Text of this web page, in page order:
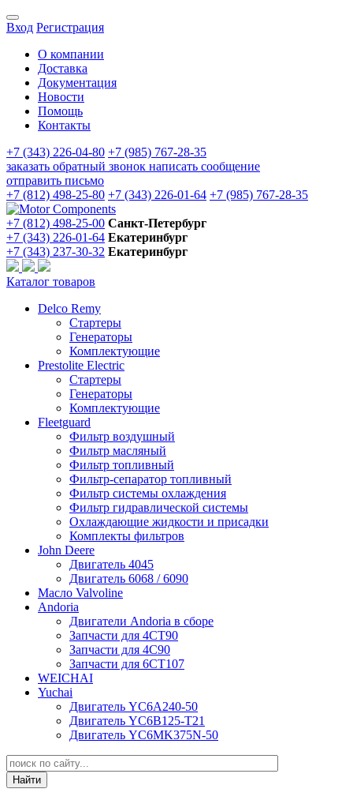
Вход Регистрация
О компании
Доставка
Документация
Новости
Помощь
Контакты
+7 (343) 226-04-80 +7 (985) 767-28-35
заказать обратный звонок написать сообщение
отправить письмо
+7 (812) 498-25-80 +7 (343) 226-01-64 +7 (985) 767-28-35
+7 (812) 498-25-00 Санкт-Петербург
+7 (343) 226-01-64 Екатеринбург
+7 (343) 237-30-32 Екатеринбург
Каталог товаров
Delco Remy
Стартеры
Генераторы
Комплектующие
Prestolite Electric
Стартеры
Генераторы
Комплектующие
Fleetguard
Фильтр воздушный
Фильтр масляный
Фильтр топливный
Фильтр-сепаратор топливный
Фильтр системы охлаждения
Фильтр гидравлической системы
Охлаждающие жидкости и присадки
Комплекты фильтров
John Deere
Двигатель 4045
Двигатель 6068 / 6090
Масло Valvoline
Andoria
Двигатели Andoria в сборе
Запчасти для 4CT90
Запчасти для 4С90
Запчасти для 6CT107
WEICHAI
Yuchai
Двигатель YC6A240-50
Двигатель YC6B125-T21
Двигатель YC6MK375N-50